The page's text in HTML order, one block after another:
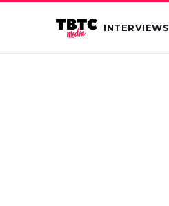
INTERVIEWS